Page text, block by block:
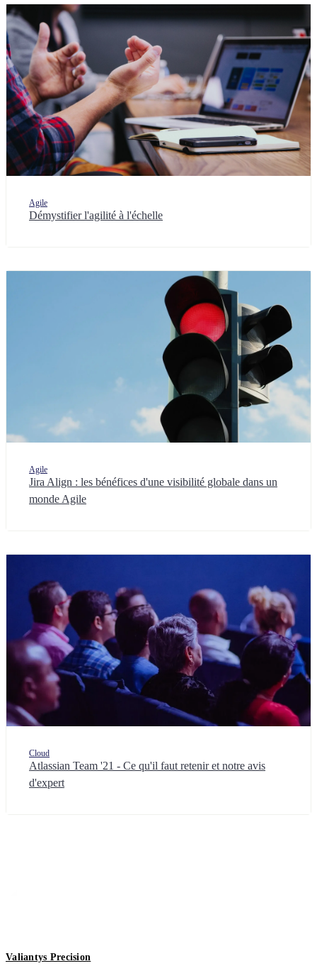
Agile
Démystifier l'agilité à l'échelle
Agile
Jira Align : les bénéfices d'une visibilité globale dans un
monde Agile
Cloud
Atlassian Team '21 - Ce qu'il faut retenir et notre avis
d'expert
Valiantys Precision